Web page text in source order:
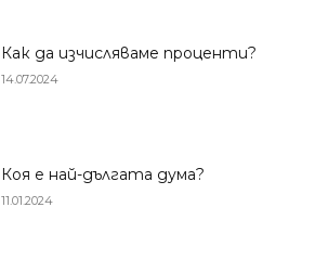
Как да изчисляваме проценти?
14.07.2024
Коя е най-дългата дума?
11.01.2024